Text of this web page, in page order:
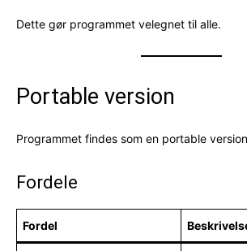
Dette gør programmet velegnet til alle.
Portable version
Programmet findes som en portable
Fordele
Fordel